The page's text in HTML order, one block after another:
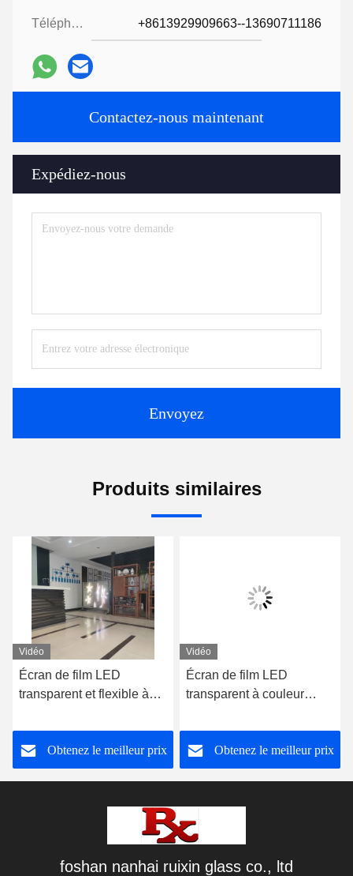
Téléphone: +8613929909663--13690711186
Contactez-nous maintenant
Expédiez-nous
Envoyez
Produits similaires
Vidéo
Écran de film LED
transparent et flexible à
Obtenez le meilleur prix
Vidéo
Écran de film LED
transparent à couleur
Obtenez le meilleur prix
foshan nanhai ruixin glass co., ltd